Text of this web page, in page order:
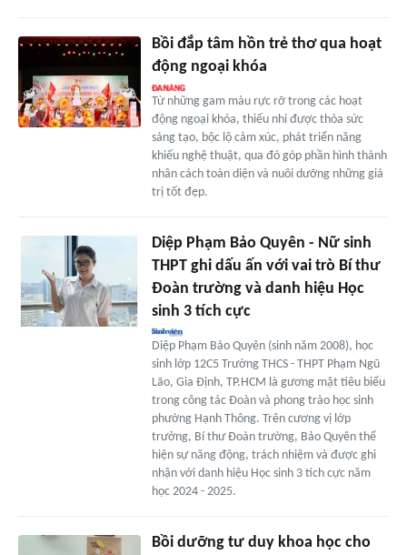
Bồi đắp tâm hồn trẻ thơ qua hoạt
động ngoại khóa
Từ những gam màu rực rỡ trong các hoạt
động ngoại khóa, thiếu nhi được thỏa sức
sáng tạo, bộc lộ cảm xúc, phát triển năng
khiếu nghệ thuật, qua đó góp phần hình thành
nhân cách toàn diện và nuôi dưỡng những giá
trị tốt đẹp.
Diệp Phạm Bảo Quyên - Nữ sinh
THPT ghi dấu ấn với vai trò Bí thư
Đoàn trường và danh hiệu Học
sinh 3 tích cực
Diệp Phạm Bảo Quyên (sinh năm 2008), học
sinh lớp 12C5 Trường THCS - THPT Phạm Ngũ
Lão, Gia Định, TP.HCM là gương mặt tiêu biểu
trong công tác Đoàn và phong trào học sinh
phường Hạnh Thông. Trên cương vị lớp
trưởng, Bí thư Đoàn trường, Bảo Quyên thể
hiện sự năng động, trách nhiệm và được ghi
nhận với danh hiệu Học sinh 3 tích cực năm
học 2024 - 2025.
Bồi dưỡng tư duy khoa học cho